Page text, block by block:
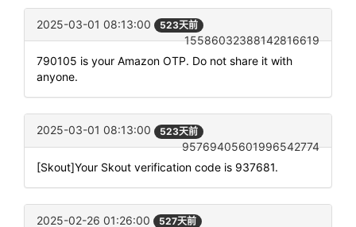
2025-03-01 08:13:00 523天前
15586032388142816619
790105 is your Amazon OTP. Do not share it with
anyone.
2025-03-01 08:13:00 523天前
95769405601996542774
[Skout]Your Skout verification code is 937681.
2025-02-26 01:26:00 527天前